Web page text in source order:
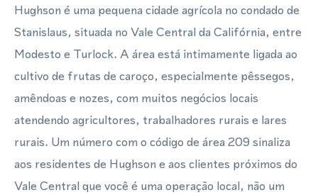
Hughson é uma pequena cidade agrícola no condado de
Stanislaus, situada no Vale Central da Califórnia, entre
Modesto e Turlock. A área está intimamente ligada ao
cultivo de frutas de caroço, especialmente pêssegos,
amêndoas e nozes, com muitos negócios locais
atendendo agricultores, trabalhadores rurais e lares
rurais. Um número com o código de área 209 sinaliza
aos residentes de Hughson e aos clientes próximos do
Vale Central que você é uma operação local, não um